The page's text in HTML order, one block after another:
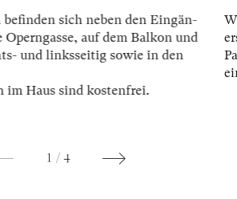
be­fin­den sich ne­ben den Ein­gän­
Opern­gas­se, auf dem Bal­kon und
und links­sei­tig so­wie in den
im Haus sind kos­ten­frei.
1 / 4